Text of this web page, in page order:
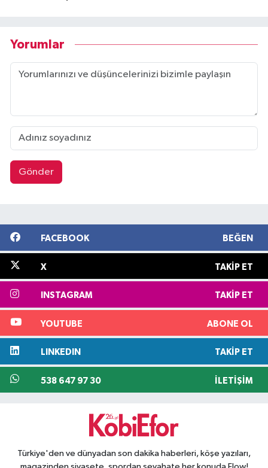
Yorumlar
Gönder
FACEBOOK BEĞEN
X TAKIP ET
INSTAGRAM TAKIP ET
YOUTUBE ABONE OL
LINKEDIN TAKIP ET
538 647 97 30 İLETIŞIM
Türkiye'den ve dünyadan son dakika haberleri, köşe yazıları,